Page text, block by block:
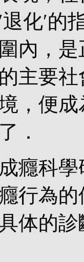
化′
內，是
主要
，便成
．
科學
行為的
体的